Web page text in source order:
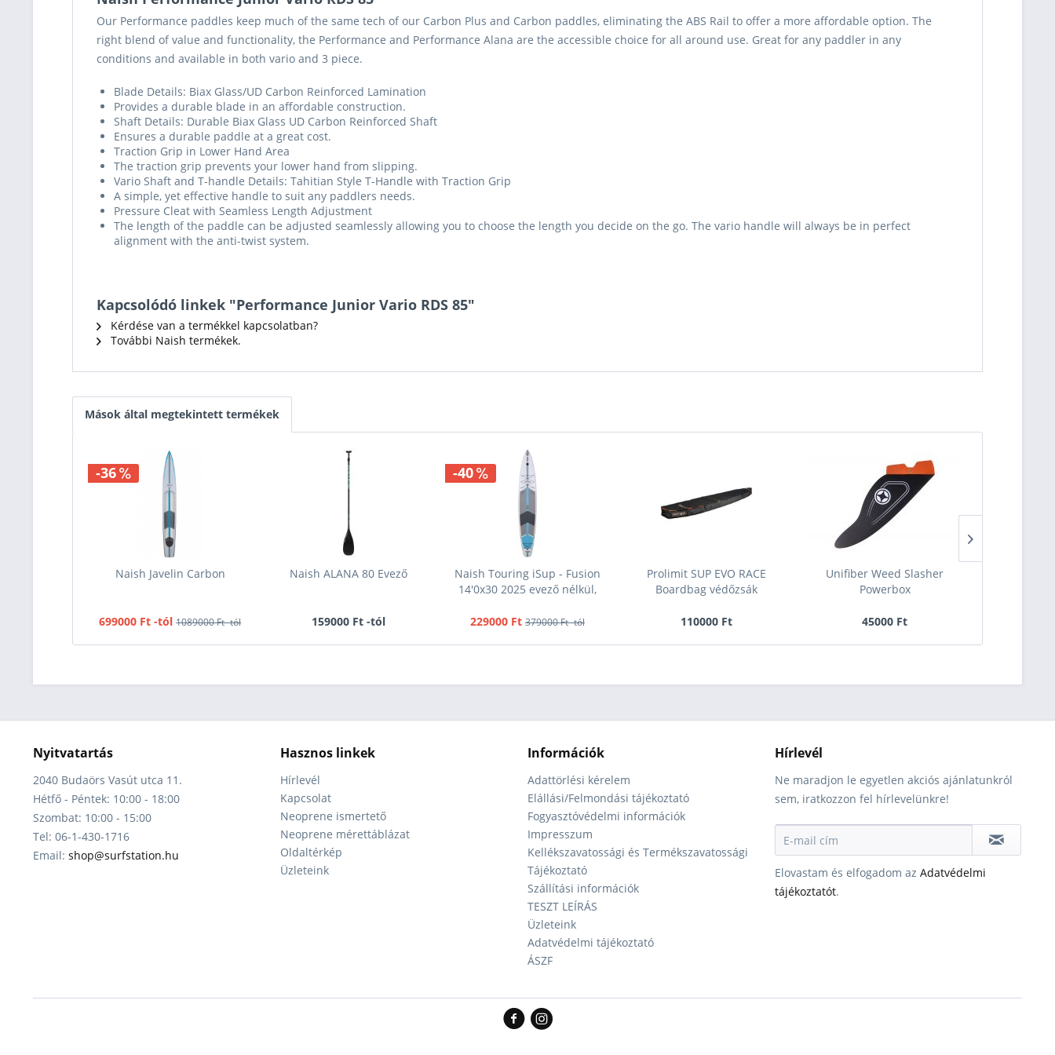
Our Performance paddles keep much of the same tech of our Carbon Plus and Carbon paddles, eliminating the ABS Rail to offer a more affordable option. The
right blend of value and functionality, the Performance and Performance Alana are the accessible choice for all around use. Great for any paddler in any
conditions and available in both vario and 3 piece.
Blade Details: Biax Glass/UD Carbon Reinforced Lamination
Provides a durable blade in an affordable construction.
Shaft Details: Durable Biax Glass UD Carbon Reinforced Shaft
Ensures a durable paddle at a great cost.
Traction Grip in Lower Hand Area
The traction grip prevents your lower hand from slipping.
Vario Shaft and T-handle Details: Tahitian Style T-Handle with Traction Grip
A simple, yet effective handle to suit any paddlers needs.
Pressure Cleat with Seamless Length Adjustment
The length of the paddle can be adjusted seamlessly allowing you to choose the length you decide on the go. The vario handle will always be in perfect
alignment with the anti-twist system.
Kapcsolódó linkek "Performance Junior Vario RDS 85"
Kérdése van a termékkel kapcsolatban?
További Naish termékek.
Mások által megtekintett termékek
-36
Naish Javelin Carbon
699000 Ft -tól 1089000 Ft -tól
Naish ALANA 80 Evező
159000 Ft -tól
-40
Naish Touring iSup - Fusion
14'0x30 2025 evező nélkül,
229000 Ft 379000 Ft -tól
Prolimit SUP EVO RACE
Boardbag védőzsák
110000 Ft
Unifiber Weed Slasher
Powerbox
45000 Ft
Nyitvatartás
2040 Budaörs Vasút utca 11.
Hétfő - Péntek: 10:00 - 18:00
Szombat: 10:00 - 15:00
Tel: 06-1-430-1716
Email: shop@surfstation.hu
Hasznos linkek
Hírlevél
Kapcsolat
Neoprene ismertető
Neoprene mérettáblázat
Oldaltérkép
Üzleteink
Információk
Adattörlési kérelem
Elállási/Felmondási tájékoztató
Fogyasztóvédelmi információk
Impresszum
Kellékszavatossági és Termékszavatossági
Tájékoztató
Szállítási információk
TESZT LEÍRÁS
Üzleteink
Adatvédelmi tájékoztató
ÁSZF
Hírlevél
Ne maradjon le egyetlen akciós ajánlatunkról
sem, iratkozzon fel hírlevelünkre!
Elovastam és elfogadom az Adatvédelmi
tájékoztatót.